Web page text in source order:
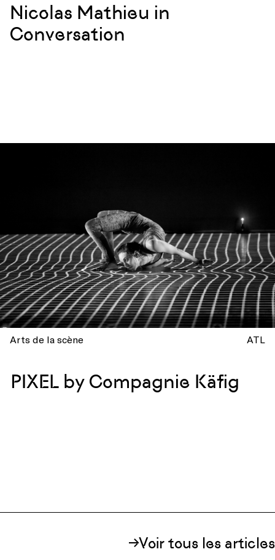
Nicolas Mathieu in
Conversation
Arts de la scène ATL
PIXEL by Compagnie Käfig
Voir tous les articles